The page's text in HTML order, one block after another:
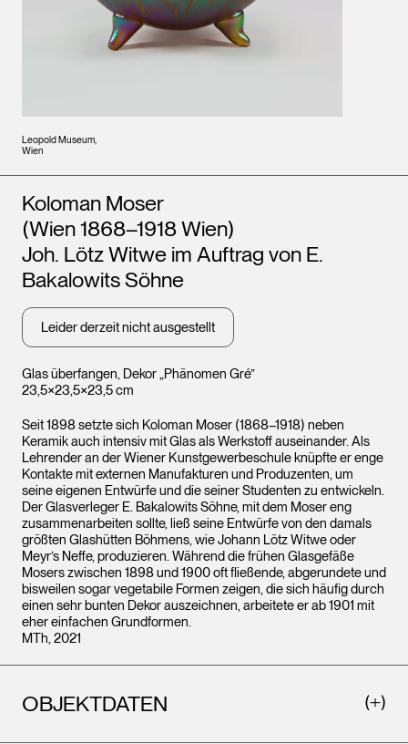
Leopold Museum,
Wien
Glas überfangen, Dekor „Phänomen Gré”
23,5×23,5×23,5 cm
Künstler*innen
Koloman Moser
(Wien 1868–1918 Wien)
Joh. Lötz Witwe im Auftrag von E.
Bakalowits Söhne
Leider derzeit nicht ausgestellt
Seit 1898 setzte sich Koloman Moser (1868–1918) neben
Keramik auch intensiv mit Glas als Werkstoff auseinander. Als
Lehrender an der Wiener Kunstgewerbeschule knüpfte er enge
Kontakte mit externen Manufakturen und Produzenten, um
seine eigenen Entwürfe und die seiner Studenten zu entwickeln.
Der Glasverleger E. Bakalowits Söhne, mit dem Moser eng
zusammenarbeiten sollte, ließ seine Entwürfe von den damals
größten Glashütten Böhmens, wie Johann Lötz Witwe oder
Meyr’s Neffe, produzieren. Während die frühen Glasgefäße
Mosers zwischen 1898 und 1900 oft fließende, abgerundete und
bisweilen sogar vegetabile Formen zeigen, die sich häufig durch
einen sehr bunten Dekor auszeichnen, arbeitete er ab 1901 mit
eher einfachen Grundformen.
MTh, 2021
OBJEKTDATEN